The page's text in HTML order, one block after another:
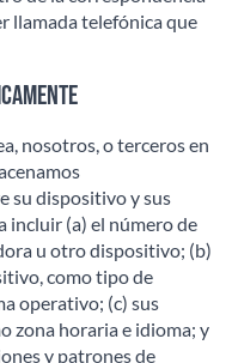
llamada telefónica que
nosotros, o terceros en
su dispositivo y sus
incluir (a) el número de
u otro dispositivo; (b)
como tipo de
operativo; (c) sus
zona horaria e idioma; y
y patrones de